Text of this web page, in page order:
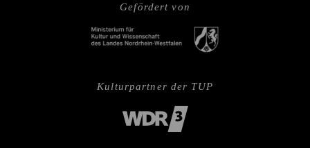
Gefördert von
Kulturpartner der TUP